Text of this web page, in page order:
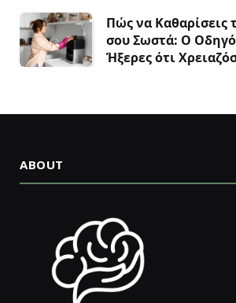
Πώς να Καθαρίσεις
σου Σωστά: Ο
Ήξερες ότι
ABOUT